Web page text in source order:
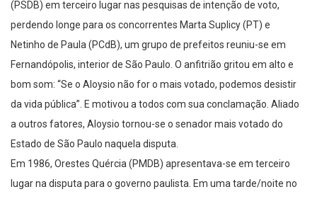
perdendo longe para os concorrentes Marta Suplicy (PT) e
Netinho de Paula (PCdB), um grupo de prefeitos reuniu-se em
Fernandópolis, interior de São Paulo. O anfitrião gritou em alto e
bom som: “Se o Aloysio não for o mais votado, podemos desistir
da vida pública”. E motivou a todos com sua conclamação. Aliado
a outros fatores, Aloysio tornou-se o senador mais votado do
Estado de São Paulo naquela disputa.
Em 1986, Orestes Quércia (PMDB) apresentava-se em terceiro
lugar na disputa para o governo paulista. Em uma tarde/noite no
clube Paineiras, na Capital, organizamos um vibrante encontro do